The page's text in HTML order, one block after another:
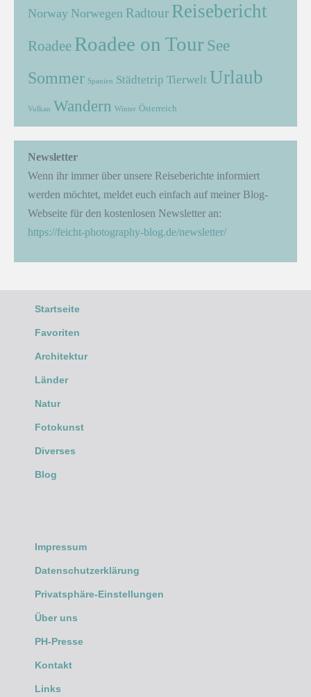
Norway Norwegen Radtour Reisebericht
Roadee Roadee on Tour See
Sommer Spanien Städtetrip Tierwelt Urlaub
Vulkan Wandern Winter Österreich
Newsletter
Wenn ihr immer über unsere Reiseberichte informiert
werden möchtet, meldet euch einfach auf meiner Blog-
Webseite für den kostenlosen Newsletter an:
https://feicht-photography-blog.de/newsletter/
Startseite
Favoriten
Architektur
Länder
Natur
Fotokunst
Diverses
Blog
Impressum
Datenschutzerklärung
Privatsphäre-Einstellungen
Über uns
PH-Presse
Kontakt
Links